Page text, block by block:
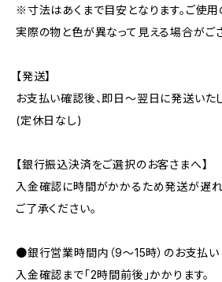
※寸法はあくまで目安となります。ご使用
実際の物と色が異なって見える場合がござ
【発送】
お支払い確認後、即日〜翌日に発送いたし
(定休日なし)
【銀行振込決済をご選択のお客さまへ】
入金確認に時間がかかるため発送が遅れ
ご了承ください。
●銀行営業時間内（9〜15時）のお支払い
入金確認まで「2時間前後」かかります。